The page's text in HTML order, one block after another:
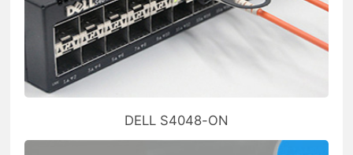
DELL S4048-ON